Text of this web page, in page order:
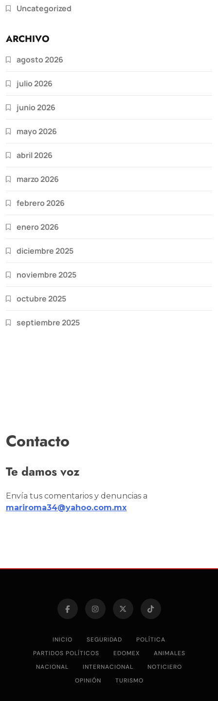
Uncategorized
ARCHIVO
agosto 2026
julio 2026
junio 2026
mayo 2026
abril 2026
marzo 2026
febrero 2026
enero 2026
diciembre 2025
noviembre 2025
octubre 2025
septiembre 2025
Contacto
Te damos voz
Envía tus comentarios y denuncias a
mariroma34@yahoo.com.mx
INICIO SEGURIDAD
POLÍTICA
PARTIDOS POLÍTICOS
EDOMEX
ANIMALES
NACIONAL
INTERNACIONAL
NOTICIERO
OPINIÓN
TURISMO